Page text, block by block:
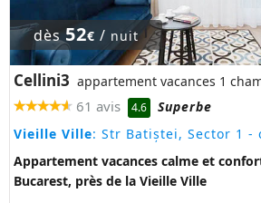
dès52€ / nuit
Cellini3 appartement vacances 1
61 avis 4.6
Superbe
Vieille Ville: Str Batiștei, Sector 1 -
Appartement vacances calme et
Bucarest, près de la Vieille Ville